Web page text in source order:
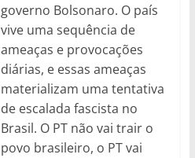
governo Bolsonaro. O país
vive uma sequência de
ameaças e provocações
diárias, e essas ameaças
materializam uma tentativa
de escalada fascista no
Brasil. O PT não vai trair o
povo brasileiro, o PT vai